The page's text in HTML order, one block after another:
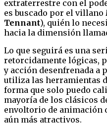
extraterrestre con el
es buscado por el villano
Tennant), quién lo
hacia la dimensión
Lo que seguirá es una
retorcidamente lógicas,
y acción desenfrenada a
utiliza las herramientas
forma que solo puedo
mayoría de los clásicos
envoltorio de animación
aún más atractivos.